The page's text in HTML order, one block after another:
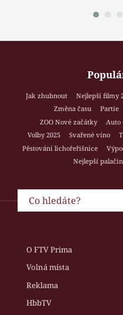
Jak zhubnout Nejlepší filmy
Změna času
Partie
ZOO Nové začátky
Auto
Volby 2025
Svařené víno
Pěstování lichořeřišnice
Nejlepší
O FTV Prima
Volná místa
Reklama
HbbTV